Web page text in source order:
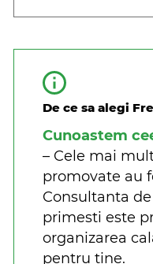
De ce sa alegi
Cunoastem
– Cele mai
promovate au
Consultanta
primesti este
organizarea
pentru tine.